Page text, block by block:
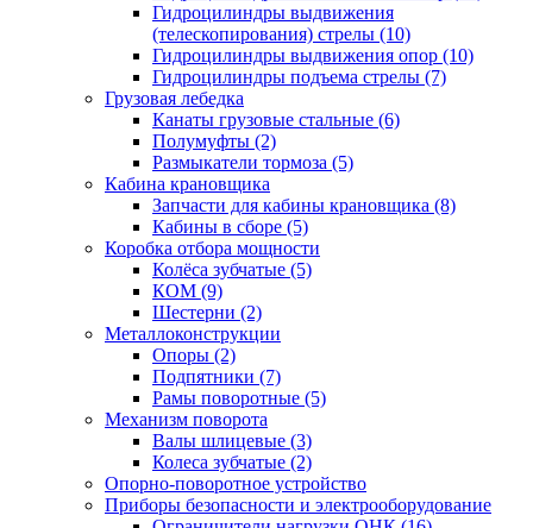
Гидроцилиндры выдвижения
(телескопирования) стрелы (10)
Гидроцилиндры выдвижения опор (10)
Гидроцилиндры подъема стрелы (7)
Грузовая лебедка
Канаты грузовые стальные (6)
Полумуфты (2)
Размыкатели тормоза (5)
Кабина крановщика
Запчасти для кабины крановщика (8)
Кабины в сборе (5)
Коробка отбора мощности
Колёса зубчатые (5)
КОМ (9)
Шестерни (2)
Металлоконструкции
Опоры (2)
Подпятники (7)
Рамы поворотные (5)
Механизм поворота
Валы шлицевые (3)
Колеса зубчатые (2)
Опорно-поворотное устройство
Приборы безопасности и электрооборудование